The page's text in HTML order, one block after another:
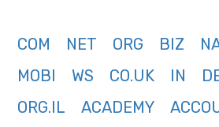
COM NET ORG BIZ
MOBI
WS CO.UK IN
ORG.IL
ACADEMY